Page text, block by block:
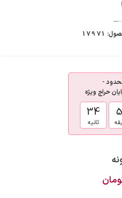
17971
-
حراج ویژه
33
ثانیه